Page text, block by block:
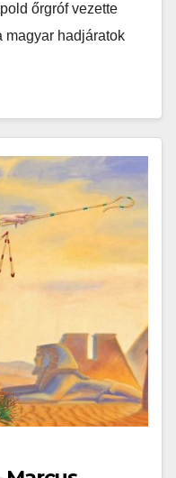
őrgróf vezette
magyar hadjáratok